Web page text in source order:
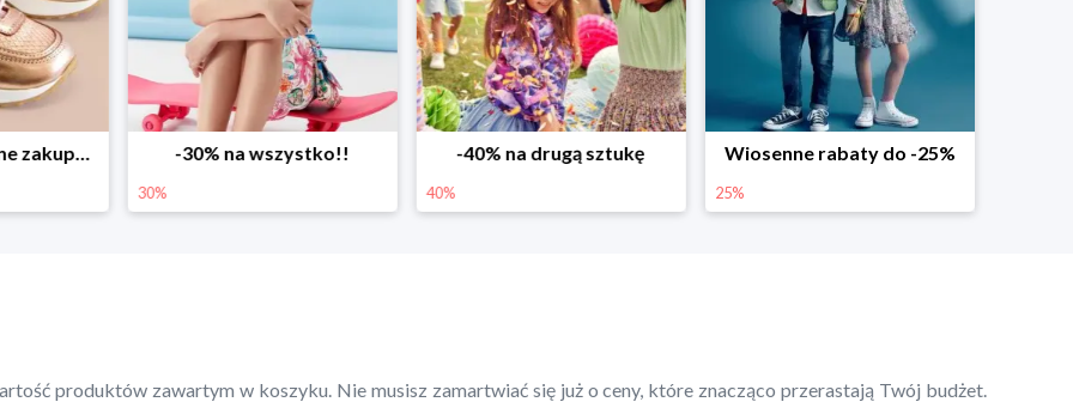
-40% na drugą sztukę
40%
Wiosenne rabaty do -25%
25%
Dodatkowe -25% na wiosenne nowości
25%
produktów zawartym w koszyku. Nie musisz zamartwiać się już o ceny, które znacząco przerastają Twój budżet.